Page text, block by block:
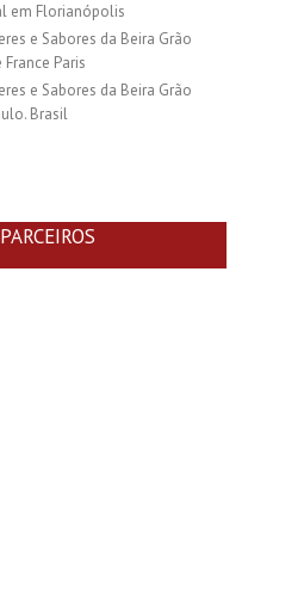
em Florianópolis
e Sabores da Beira Grão
Paris
e Sabores da Beira Grão
Brasil
PARCEIROS